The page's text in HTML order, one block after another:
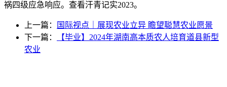
祸四级应急响应。查看汗青记实2023。
上一篇：
国际视点｜展现农业立异 瞻望聪慧农业愿景
下一篇：
【毕业】2024年湖南高本质农人培育道县新型
农业